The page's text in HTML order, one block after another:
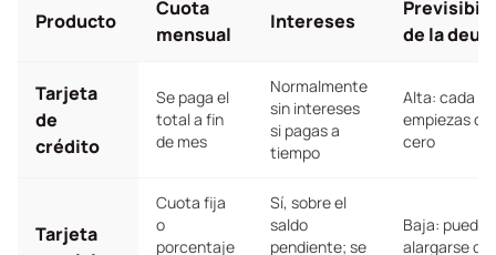
Producto
Cuota
mensual
Intereses
de la
Tarjeta
de
crédito
Se paga el
total a fin
de mes
Normalmente
sin intereses
si pagas a
tiempo
Alta: cada
empiezas de
cero
Tarjeta
Cuota fija
o
porcentaje
Sí, sobre el
saldo
pendiente; se
Baja: puede
alargarse de